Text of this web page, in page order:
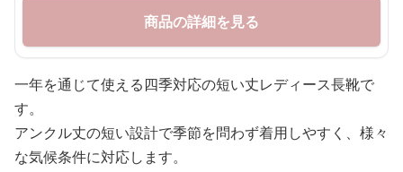
商品の詳細を見る
一年を通じて使える四季対応の短い丈レディース長靴で
す。
アンクル丈の短い設計で季節を問わず着用しやすく、様々
な気候条件に対応します。